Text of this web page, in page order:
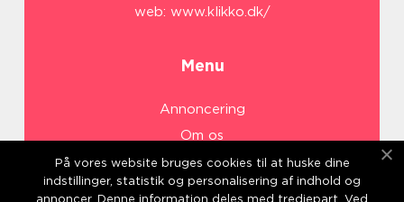
web: www.klikko.dk/
Menu
Annoncering
Om os
Cookies
Kontakt os
På vores website bruges cookies til at huske dine
indstillinger, statistik og personalisering af indhold og
annoncer. Denne information deles med tredjepart. Ved